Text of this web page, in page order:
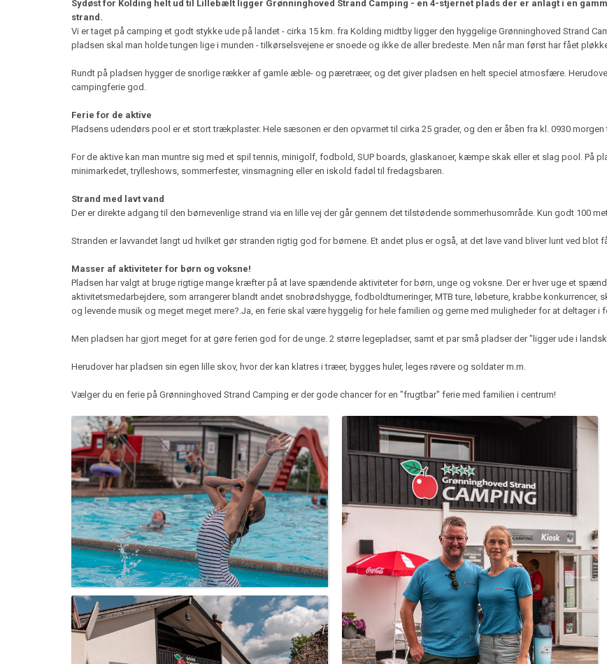
Sydøst for Kolding helt ud til Lillebælt ligger Grønninghoved Strand Camping - en 4-stjernet plads der er anlagt i en
strand.
Vi er taget på camping et godt stykke ude på landet - cirka 15 km. fra Kolding midtby ligger den hyggelige Grønninghoved Strand
pladsen skal man holde tungen lige i munden - tilkørselsvejene er snoede og ikke de aller bredeste. Men når man først har fået
Rundt på pladsen hygger de snorlige rækker af gamle æble- og pæretræer, og det giver pladsen en helt speciel atmosfære.
campingferie god.
Ferie for de aktive
Pladsens udendørs pool er et stort trækplaster. Hele sæsonen er den opvarmet til cirka 25 grader, og den er åben fra kl. 0930 morgen
For de aktive kan man muntre sig med et spil tennis, minigolf, fodbold, SUP boards, glaskanoer, kæmpe skak eller et slag pool. På
minimarkedet, trylleshows, sommerfester, vinsmagning eller en iskold fadøl til fredagsbaren.
Strand med lavt vand
Der er direkte adgang til den børnevenlige strand via en lille vej der går gennem det tilstødende sommerhusområde. Kun godt 100
Stranden er lavvandet langt ud hvilket gør stranden rigtig god for børnene. Et andet plus er også, at det lave vand bliver lunt ved blot
Masser af aktiviteter for børn og voksne!
Pladsen har valgt at bruge rigtige mange kræfter på at lave spændende aktiviteter for børn, unge og voksne. Der er hver uge et
aktivitetsmedarbejdere, som arrangerer blandt andet snobrødshygge, fodboldturneringer, MTB ture, løbeture, krabbe
og levende musik og meget meget mere?.Ja, en ferie skal være hyggelig for hele familien og gerne med muligheder for at deltager
Men pladsen har gjort meget for at gøre ferien god for de unge. 2 større legepladser, samt et par små pladser der "ligger ude i
Herudover har pladsen sin egen lille skov, hvor der kan klatres i træer, bygges huler, leges røvere og soldater m.m.
Vælger du en ferie på Grønninghoved Strand Camping er der gode chancer for en "frugtbar" ferie med familien i centrum!